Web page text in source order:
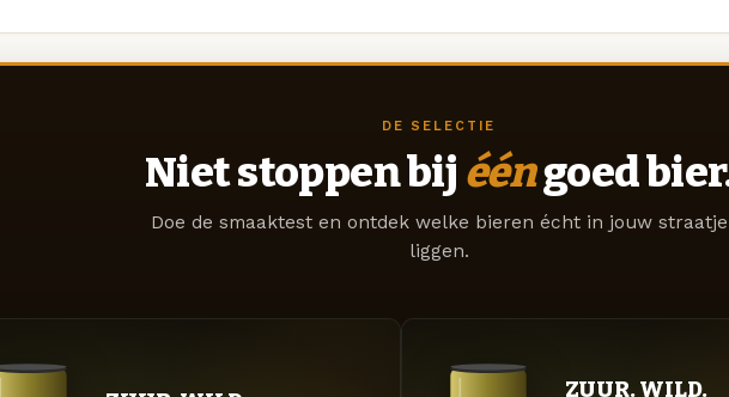
DE SELECTIE
Niet stoppen bij ééngoed
Doe de smaaktest en ontdek welke bieren écht in jouw straatje
liggen.
ZUUR. WILD.